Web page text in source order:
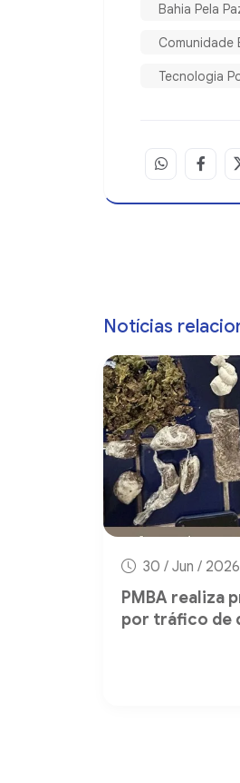
Bahia Pela
Comunidade
Tecnologia
Notícias
30 / Jun /
PMBA realiza
por tráfico de